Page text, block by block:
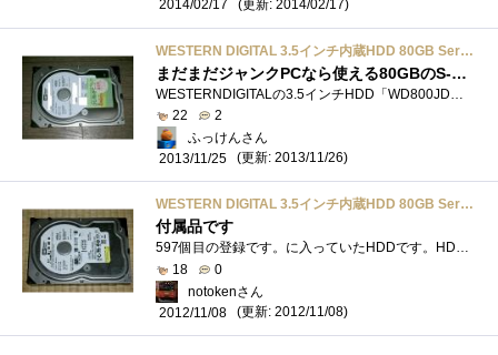
2014/02/17
(更新: 2014/02/17)
WESTERN DIGITAL 3.5インチ内蔵HDD 80GB Serial-ATA300 7200rpm 8.9ms 8MB WD800JD
まだまだジャンクPCなら使える80GBのS-ATAハードディスク(；=ﾟωﾟ)=333
22
2
ふっけんさん
2013/11/25
(更新: 2013/11/26)
WESTERN DIGITAL 3.5インチ内蔵HDD 80GB Serial-ATA300 7200rpm 8.9ms 8MB WD800JD
付属品です
597個目の登録です。に入っていたHDDです。HDD的にはそろそろ限界なので取り替えたいのですが、値段がまだ6千円を切っていないので何とか生きて�...
18
0
notokenさん
2012/11/08
(更新: 2012/11/08)